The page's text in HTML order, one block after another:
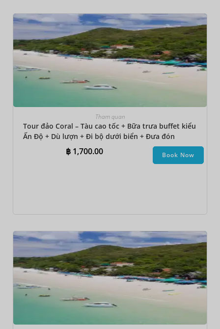
Tham quan
Tour đảo Coral – Tàu cao tốc + Bữa trưa buffet kiểu
Ấn Độ + Dù lượn + Đi bộ dưới biển + Đưa đón
฿1,700.00 Book Now